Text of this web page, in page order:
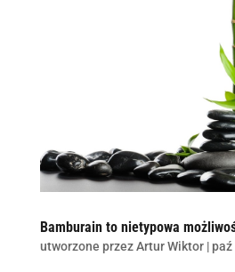
Bamburain to nietypowa
utworzone przezArtur Wiktor| paź